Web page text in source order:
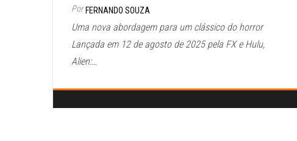
Por FERNANDO SOUZA
Uma nova abordagem para um clássico do horror
Lançada em 12 de agosto de 2025 pela FX e Hulu,
Alien:…